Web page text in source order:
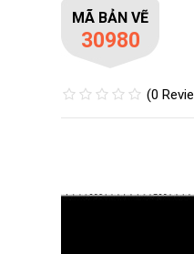
MÃ BẢN VẼ
30980
(0